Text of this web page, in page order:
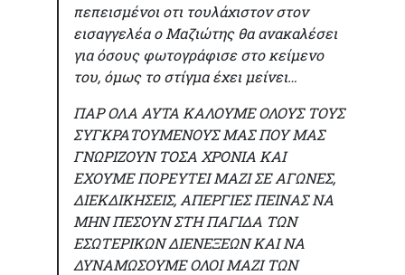
πεπεισμένοι οτι τουλάχιστον στον
εισαγγελέα ο Μαζιώτης θα ανακαλέσει
για όσους φωτογράφισε στο κείμενο
του, όμως το στίγμα έχει μείνει…
ΠΑΡ ΟΛΑ ΑΥΤΑ ΚΑΛΟΥΜΕ ΟΛΟΥΣ ΤΟΥΣ
ΣΥΓΚΡΑΤΟΥΜΕΝΟΥΣ ΜΑΣ ΠΟΥ ΜΑΣ
ΓΝΩΡΙΖΟΥΝ ΤΟΣΑ ΧΡΟΝΙΑ ΚΑΙ
ΕΧΟΥΜΕ ΠΟΡΕΥΤΕΙ ΜΑΖΙ ΣΕ ΑΓΩΝΕΣ,
ΔΙΕΚΔΙΚΗΣΕΙΣ, ΑΠΕΡΓΙΕΣ ΠΕΙΝΑΣ ΝΑ
ΜΗΝ ΠΕΣΟΥΝ ΣΤΗ ΠΑΓΙΔΑ ΤΩΝ
ΕΣΩΤΕΡΙΚΩΝ ΔΙΕΝΕΞΕΩΝ ΚΑΙ ΝΑ
ΔΥΝΑΜΩΣΟΥΜΕ ΟΛΟΙ ΜΑΖΙ ΤΩΝ